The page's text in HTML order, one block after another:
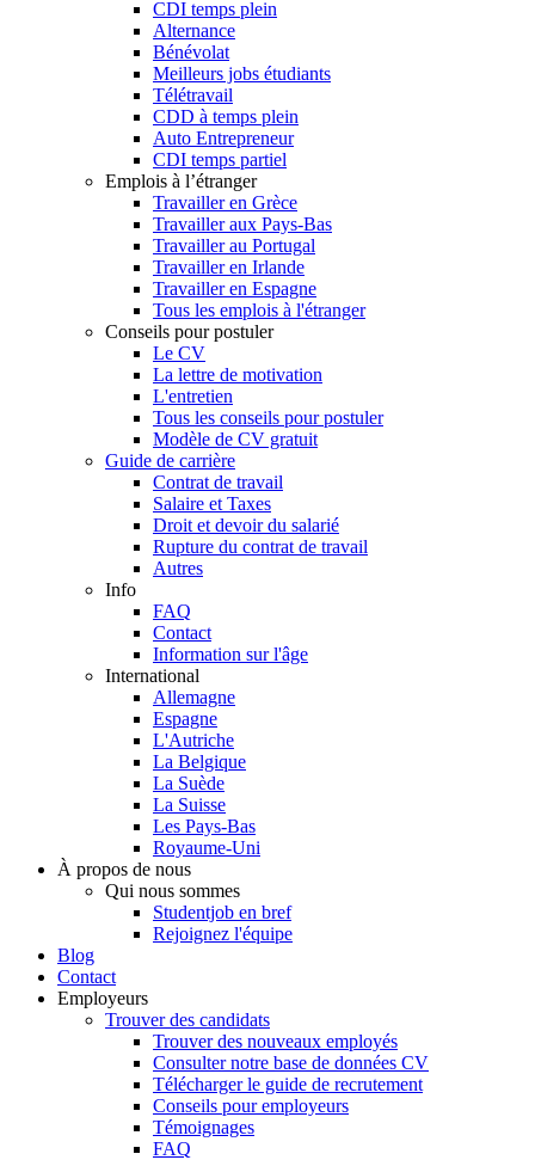
CDI temps plein
Alternance
Bénévolat
Meilleurs jobs étudiants
Télétravail
CDD à temps plein
Auto Entrepreneur
CDI temps partiel
Emplois à l’étranger
Travailler en Grèce
Travailler aux Pays-Bas
Travailler au Portugal
Travailler en Irlande
Travailler en Espagne
Tous les emplois à l'étranger
Conseils pour postuler
Le CV
La lettre de motivation
L'entretien
Tous les conseils pour postuler
Modèle de CV gratuit
Guide de carrière
Contrat de travail
Salaire et Taxes
Droit et devoir du salarié
Rupture du contrat de travail
Autres
Info
FAQ
Contact
Information sur l'âge
International
Allemagne
Espagne
L'Autriche
La Belgique
La Suède
La Suisse
Les Pays-Bas
Royaume-Uni
À propos de nous
Qui nous sommes
Studentjob en bref
Rejoignez l'équipe
Blog
Contact
Employeurs
Trouver des candidats
Trouver des nouveaux employés
Consulter notre base de données CV
Télécharger le guide de recrutement
Conseils pour employeurs
Témoignages
FAQ